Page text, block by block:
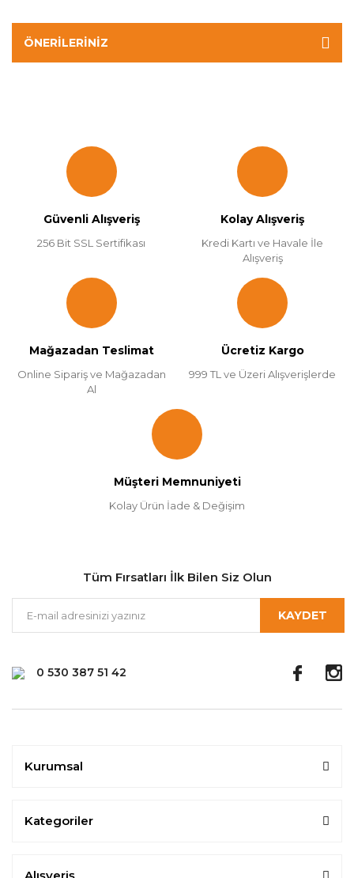
ÖNERILERINIZ
Güvenli Alışveriş
256 Bit SSL Sertifikası
Kolay Alışveriş
Kredi Kartı ve Havale İle
Alışveriş
Mağazadan Teslimat
Online Sipariş ve Mağazadan
Al
Ücretiz Kargo
999 TL ve Üzeri Alışverişlerde
Müşteri Memnuniyeti
Kolay Ürün İade & Değişim
0 530 387 51 42
Tüm Fırsatları İlk Bilen Siz Olun
KAYDET
Kurumsal
Kategoriler